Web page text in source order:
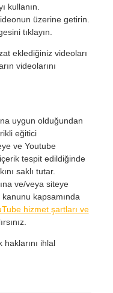
kullanın.
üzerine getirin.
tıklayın.
eklediğiniz videoları
videolarını
uygun olduğundan
eğitici
ve Youtube
tespit edildiğinde
saklı tutar.
ve/veya siteye
kapsamında
hizmet şartları ve
ihlal